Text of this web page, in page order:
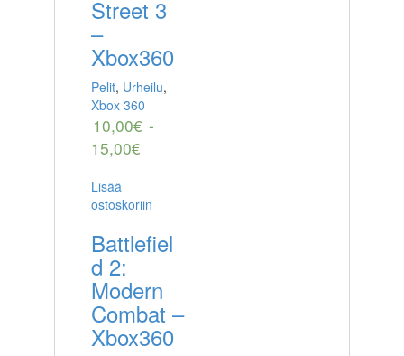
Street 3
–
Xbox360
Pelit, Urheilu,
Xbox 360
10,00€ -
15,00€
Lisää
ostoskoriin
Battlefiel
d 2:
Modern
Combat –
Xbox360